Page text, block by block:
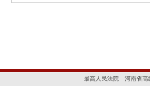
最高人民法院 河南省高